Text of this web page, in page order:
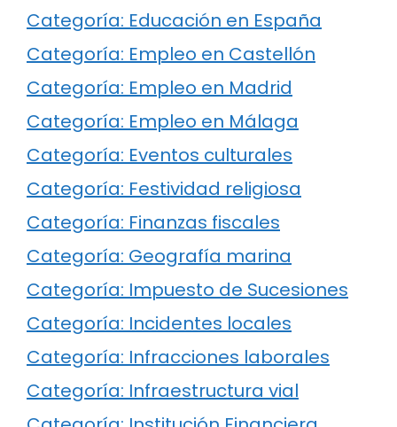
Categoría: Educación en España
Categoría: Empleo en Castellón
Categoría: Empleo en Madrid
Categoría: Empleo en Málaga
Categoría: Eventos culturales
Categoría: Festividad religiosa
Categoría: Finanzas fiscales
Categoría: Geografía marina
Categoría: Impuesto de Sucesiones
Categoría: Incidentes locales
Categoría: Infracciones laborales
Categoría: Infraestructura vial